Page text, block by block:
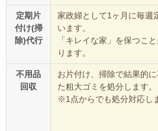
定期片
付け(掃
除)代行
家政婦として1ヶ月に毎週
います。
「キレイな家」を保つこ
ります。
不用品
回収
お片付け、掃除で結果的
た粗大ゴミを処分します。
※1点からでも処分対応し